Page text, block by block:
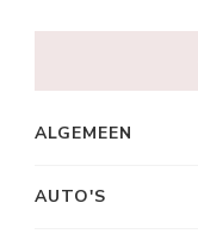
ALGEMEEN
AUTO'S